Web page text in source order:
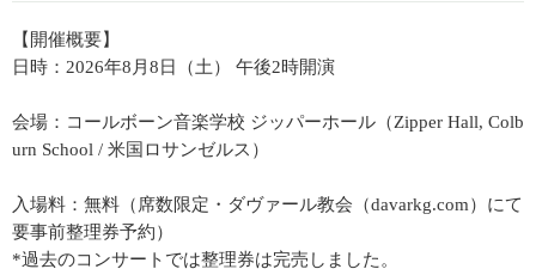
【開催概要】
日時：2026年8月8日（土） 午後2時開演
会場：コールボーン音楽学校 ジッパーホール（Zipper Hall, Colb
urn School / 米国ロサンゼルス）
入場料：無料（席数限定・ダヴァール教会（davarkg.com）にて
要事前整理券予約）
*過去のコンサートでは整理券は完売しました。